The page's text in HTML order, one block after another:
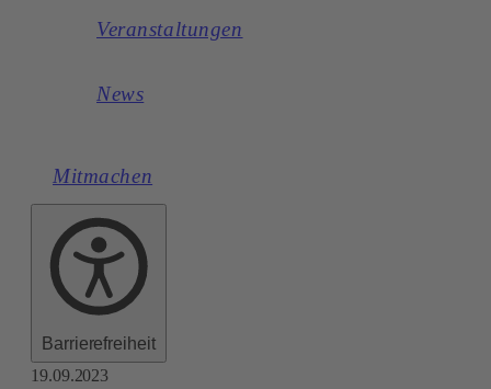
Veranstaltungen
News
Mitmachen
Barrierefreiheit
19.09.2023